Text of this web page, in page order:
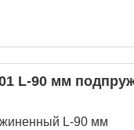
L-90 мм
L-90 мм